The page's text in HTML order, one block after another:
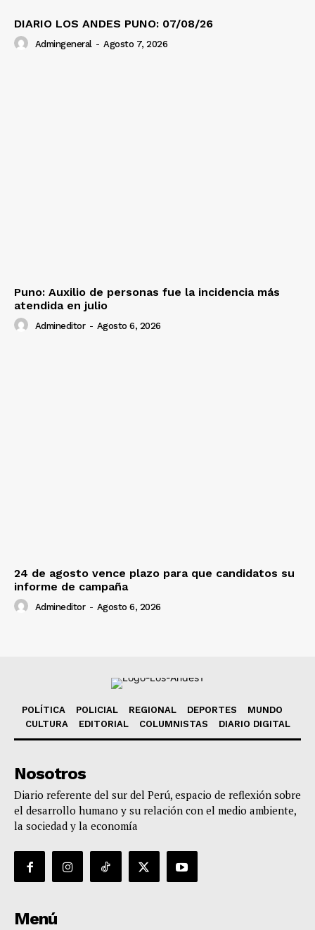
DIARIO LOS ANDES PUNO: 07/08/26
Admingeneral - Agosto 7, 2026
Puno: Auxilio de personas fue la incidencia más
atendida en julio
Admineditor - Agosto 6, 2026
24 de agosto vence plazo para que candidatos su
informe de campaña
Admineditor - Agosto 6, 2026
POLÍTICA POLICIAL REGIONAL DEPORTES
MUNDO
CULTURA
EDITORIAL COLUMNISTAS DIARIO DIGITAL
Nosotros
Diario referente del sur del Perú, espacio de reflexión sobre
el desarrollo humano y su relación con el medio ambiente,
la sociedad y la economía
Menú